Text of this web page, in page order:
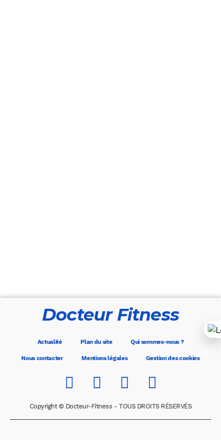
Docteur Fitness
Actualité Plan du site Qui sommes-nous ?
Nous contacter Mentions légales Gestion des cookies
Copyright © Docteur-Fitness - TOUS DROITS RÉSERVÉS